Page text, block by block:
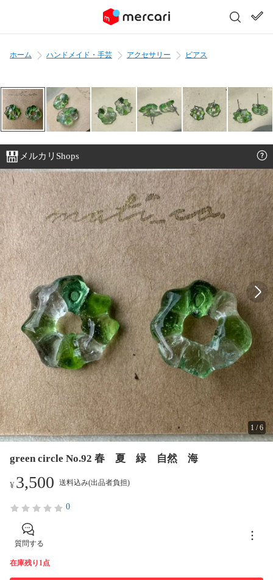
ホーム ハンドメイド・手芸 アクセサリー ピアス
メルカリShops
1 /6
green circle No.92 春 夏 緑 自然 海
¥3,500 送料込み(出品者負担)
0
質問する
在庫残り1点